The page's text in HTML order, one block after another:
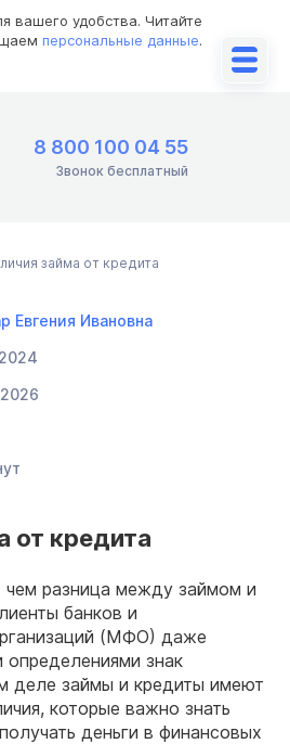
вашего удобства. Читайте
персональные данные.
8 800 100 04 55
Звонок бесплатный
займа от кредита
Евгения Ивановна
от кредита
чем разница между займом и
банков и
(МФО) даже
знак
деле займы и кредиты имеют
которые важно знать
деньги в финансовых